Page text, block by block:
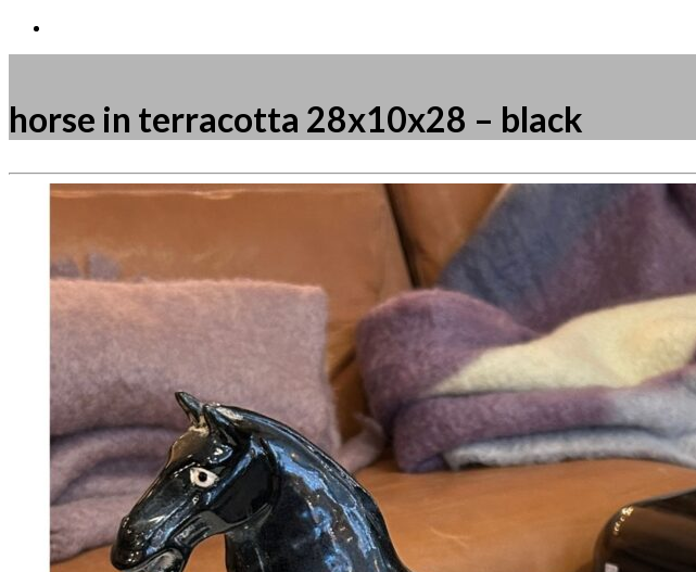
horse in terracotta 28x10x28 – black
Måske kunne nogle af disse produkter have din interesse?